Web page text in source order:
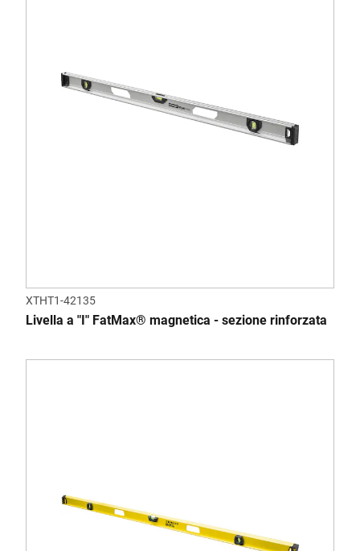
XTHT1-42135
Livella a "I" FatMax® magnetica - sezione rinforzata